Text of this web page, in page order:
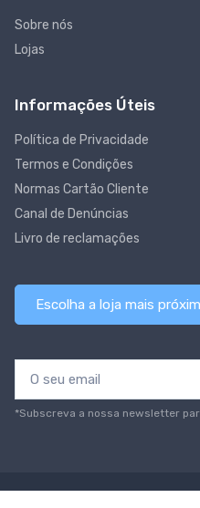
Sobre nós
Lojas
Informações Úteis
Política de Privacidade
Termos e Condições
Normas Cartão Cliente
Canal de Denúncias
Livro de reclamações
Escolha a loja mais
*Subscreva a nossa newsletter